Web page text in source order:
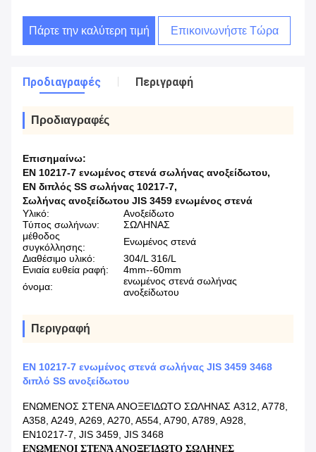
Πάρτε την καλύτερη τιμή Επικοινωνήστε Τώρα
Προδιαγραφές Περιγραφή
Προδιαγραφές
Επισημαίνω:
EN 10217-7 ενωμένος στενά σωλήνας ανοξείδωτου,
EN διπλός SS σωλήνας 10217-7,
Σωλήνας ανοξείδωτου JIS 3459 ενωμένος στενά
Υλικό:
Ανοξείδωτο
Τύπος σωλήνων:
ΣΩΛΗΝΑΣ
μέθοδος
συγκόλλησης:
Ενωμένος στενά
Διαθέσιμο υλικό:
304/L 316/L
Ενιαία ευθεία ραφή:
4mm--60mm
όνομα:
ενωμένος στενά σωλήνας
ανοξείδωτου
Περιγραφή
EN 10217-7 ενωμένος στενά σωλήνας JIS 3459 3468
διπλό SS ανοξείδωτου
ΕΝΩΜΕΝΟΣ ΣΤΕΝΆ ΑΝΟΞΕΊΔΩΤΟ ΣΩΛΗΝΑΣ A312, A778,
A358, A249, A269, A270, A554, A790, A789, A928,
EN10217-7, JIS 3459, JIS 3468
ΕΝΩΜΕΝΟΙ ΣΤΕΝΆ ΑΝΟΞΕΊΔΩΤΟ ΣΩΛΗΝΕΣ